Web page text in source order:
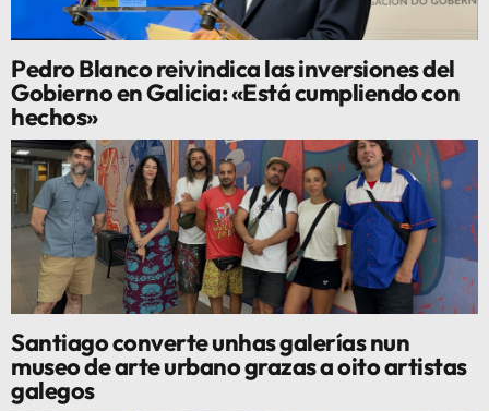
Pedro Blanco reivindica las inversiones del
Gobierno en Galicia: «Está cumpliendo con
hechos»
Santiago converte unhas galerías nun
museo de arte urbano grazas a oito artistas
galegos